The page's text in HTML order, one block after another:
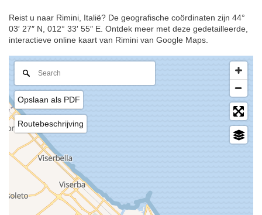
Reist u naar Rimini, Italië? De geografische coördinaten zijn 44°
03′ 27″ N, 012° 33′ 55″ E. Ontdek meer met deze gedetailleerde,
interactieve online kaart van Rimini van Google Maps.
Opslaan als PDF
Routebeschrijving